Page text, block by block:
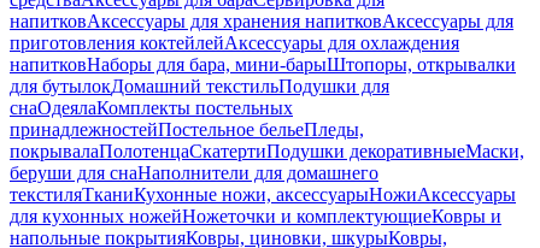
напитковАксессуары для хранения напитковАксессуары для
приготовления коктейлейАксессуары для охлаждения
напитковНаборы для бара, мини-барыШтопоры, открывалки
для бутылокДомашний текстильПодушки для
снаОдеялаКомплекты постельных
принадлежностейПостельное бельеПледы,
покрывалаПолотенцаСкатертиПодушки декоративныеМаски,
беруши для снаНаполнители для домашнего
текстиляТканиКухонные ножи, аксессуарыНожиАксессуары
для кухонных ножейНожеточки и комплектующиеКовры и
напольные покрытияКовры, циновки, шкурыКовры,